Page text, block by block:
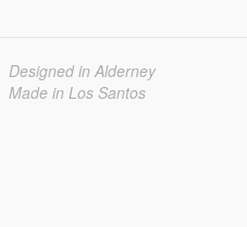
Designed in Alderney
Made in Los Santos